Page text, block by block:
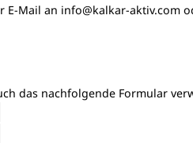
E-Mail an info@kalkar-aktiv.com
das nachfolgende Formular